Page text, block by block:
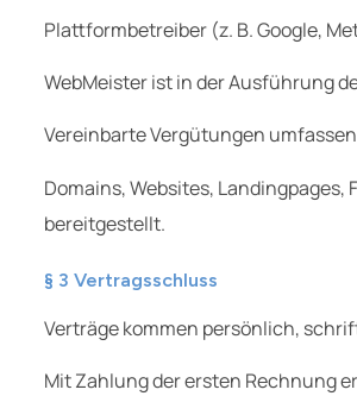
Plattformbetreiber (z. B. Google,
WebMeister ist in der Ausführung
Vereinbarte Vergütungen
Domains, Websites,
bereitgestellt.
§ 3 Vertragsschluss
Verträge kommen persönlich,
Mit Zahlung der ersten Rechnung